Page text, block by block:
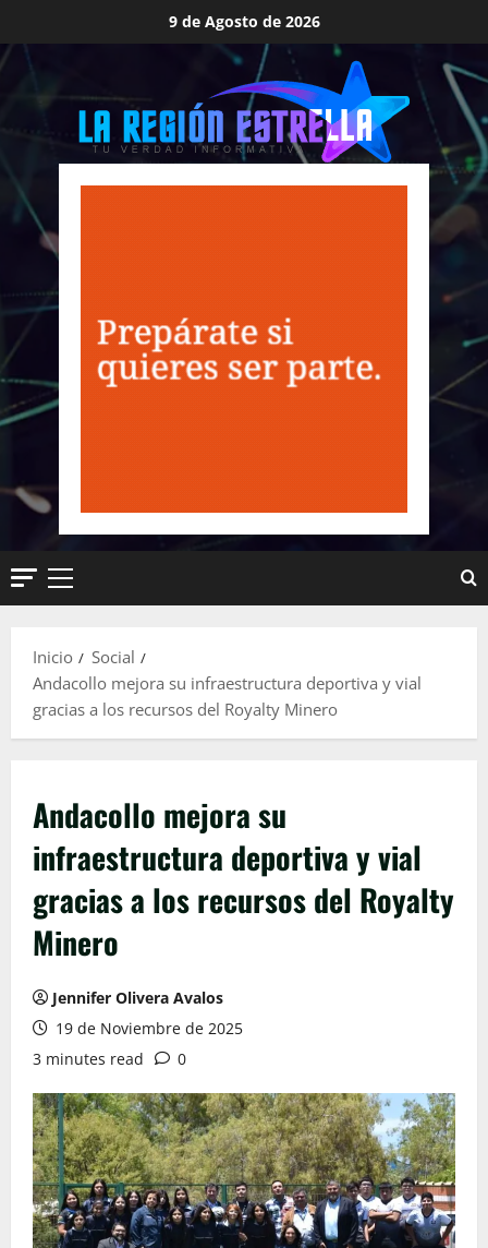
al
contenido
9 de Agosto de 2026
Menú
Inicio
Social
Andacollo mejora su infraestructura deportiva y vial
gracias a los recursos del Royalty Minero
Andacollo mejora su
infraestructura deportiva y vial
gracias a los recursos del Royalty
Minero
Jennifer Olivera Avalos
19 de Noviembre de 2025
3 minutes read
0